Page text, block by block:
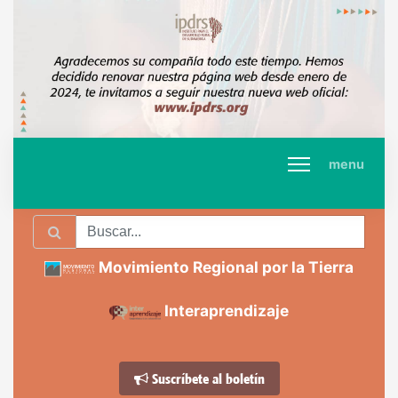
menu
Movimiento Regional por la Tierra
Interaprendizaje
Suscríbete al boletín